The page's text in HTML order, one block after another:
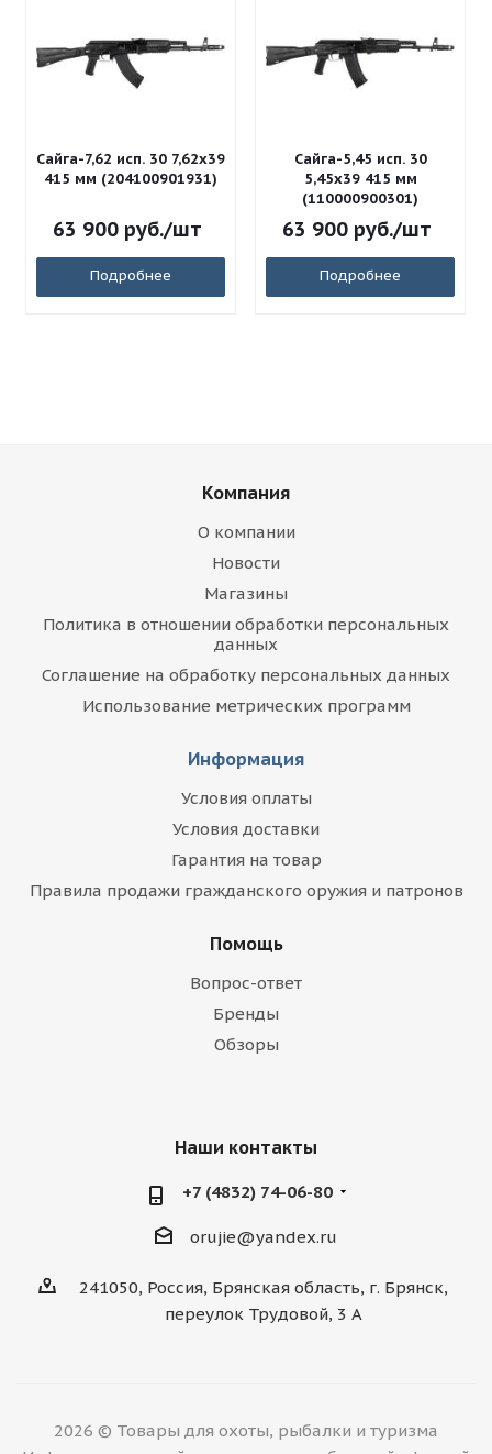
Сайга-7,62 исп. 30 7,62x39
415 мм (204100901931)
63 900руб./шт
Подробнее
Сайга-5,45 исп. 30
5,45x39 415 мм
(110000900301)
63 900руб./шт
Подробнее
Компания
О компании
Новости
Магазины
Политика в отношении обработки персональных
данных
Соглашение на обработку персональных данных
Использование метрических программ
Информация
Условия оплаты
Условия доставки
Гарантия на товар
Правила продажи гражданского оружия и патронов
Помощь
Вопрос-ответ
Бренды
Обзоры
Наши контакты
+7 (4832) 74-06-80
orujie@yandex.ru
241050, Россия, Брянская область, г. Брянск,
переулок Трудовой, 3 А
2026 © Товары для охоты, рыбалки и туризма